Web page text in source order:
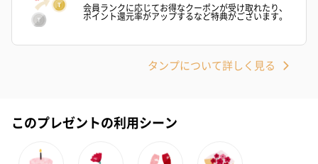
かき氷入浴剤4点セット
（ブルー）（748円）
かき氷入浴剤4点セット
（イエロー）（748円）
会員ランクに応じてお得なクーポンが受け取れたり、
ポイント還元率がアップするなど特典がございます。
タンプについて詳しく見る
このプレゼントの利用シーン